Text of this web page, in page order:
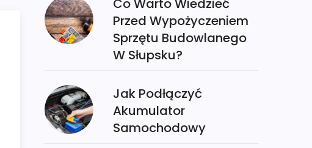
Co Warto Wiedzieć
Przed Wypożyczeniem
Sprzętu Budowlanego
W Słupsku?
Jak Podłączyć
Akumulator
Samochodowy